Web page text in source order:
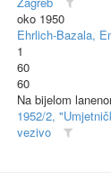
oko 1950
Ehrlich-Bazala,
1
60
60
Na bijelom
1952/2,
vezivo